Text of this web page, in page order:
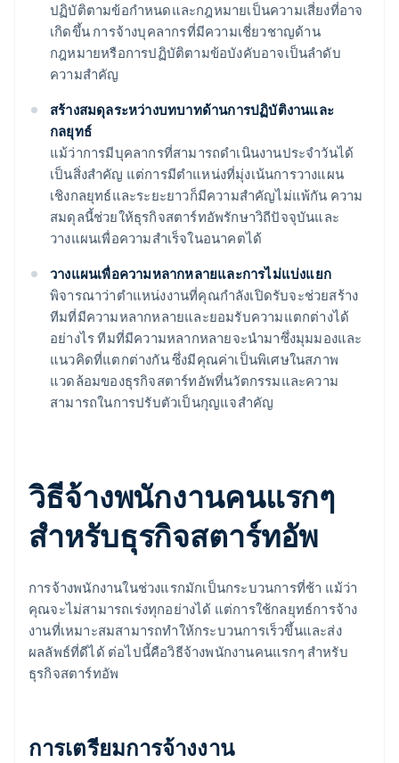
ปฏิบัติตามข้อกำหนดและกฎหมายเป็นความเสี่ยงที่อาจ
เกิดขึ้น การจ้างบุคลากรที่มีความเชี่ยวชาญด้าน
กฎหมายหรือการปฏิบัติตามข้อบังคับอาจเป็นลำดับ
ความสำคัญ
สร้างสมดุลระหว่างบทบาทด้านการปฏิบัติงานและ
กลยุทธ์
แม้ว่าการมีบุคลากรที่สามารถดำเนินงานประจำวันได้
เป็นสิ่งสำคัญ แต่การมีตำแหน่งที่มุ่งเน้นการวางแผน
เชิงกลยุทธ์และระยะยาวก็มีความสำคัญไม่แพ้กัน ความ
สมดุลนี้ช่วยให้ธุรกิจสตาร์ทอัพรักษาวิถีปัจจุบันและ
วางแผนเพื่อความสำเร็จในอนาคตได้
วางแผนเพื่อความหลากหลายและการไม่แบ่งแยก
พิจารณาว่าตำแหน่งงานที่คุณกำลังเปิดรับจะช่วยสร้าง
ทีมที่มีความหลากหลายและยอมรับความแตกต่างได้
อย่างไร ทีมที่มีความหลากหลายจะนำมาซึ่งมุมมองและ
แนวคิดที่แตกต่างกัน ซึ่งมีคุณค่าเป็นพิเศษในสภาพ
แวดล้อมของธุรกิจสตาร์ทอัพที่นวัตกรรมและความ
สามารถในการปรับตัวเป็นกุญแจสำคัญ
วิธีจ้างพนักงานคนแรกๆ
สำหรับธุรกิจสตาร์ทอัพ
การจ้างพนักงานในช่วงแรกมักเป็นกระบวนการที่ช้า แม้ว่า
คุณจะไม่สามารถเร่งทุกอย่างได้ แต่การใช้กลยุทธ์การจ้าง
งานที่เหมาะสมสามารถทำให้กระบวนการเร็วขึ้นและส่ง
ผลลัพธ์ที่ดีได้ ต่อไปนี้คือวิธีจ้างพนักงานคนแรกๆ สำหรับ
ธุรกิจสตาร์ทอัพ
การเตรียมการจ้างงาน